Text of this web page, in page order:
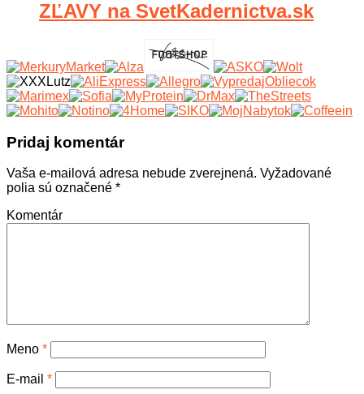
ZĽAVY na SvetKadernictva.sk
Pridaj komentár
Vaša e-mailová adresa nebude zverejnená. Vyžadované
polia sú označené *
Komentár
Meno *
E-mail *